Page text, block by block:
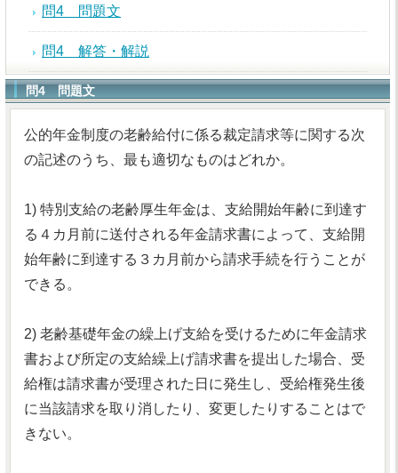
問4 問題文
問4 解答・解説
問4 問題文
公的年金制度の老齢給付に係る裁定請求等に関する次
の記述のうち、最も適切なものはどれか。
1) 特別支給の老齢厚生年金は、支給開始年齢に到達す
る４カ月前に送付される年金請求書によって、支給開
始年齢に到達する３カ月前から請求手続を行うことが
できる。
2) 老齢基礎年金の繰上げ支給を受けるために年金請求
書および所定の支給繰上げ請求書を提出した場合、受
給権は請求書が受理された日に発生し、受給権発生後
に当該請求を取り消したり、変更したりすることはで
きない。